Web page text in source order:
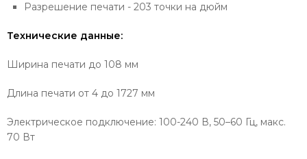
Разрешение печати - 203 точки на дюйм
Технические данные:
Ширина печати до 108 мм
Длина печати от 4 до 1727 мм
Электрическое подключение: 100-240 В, 50–60 Гц, макс.
70 Вт